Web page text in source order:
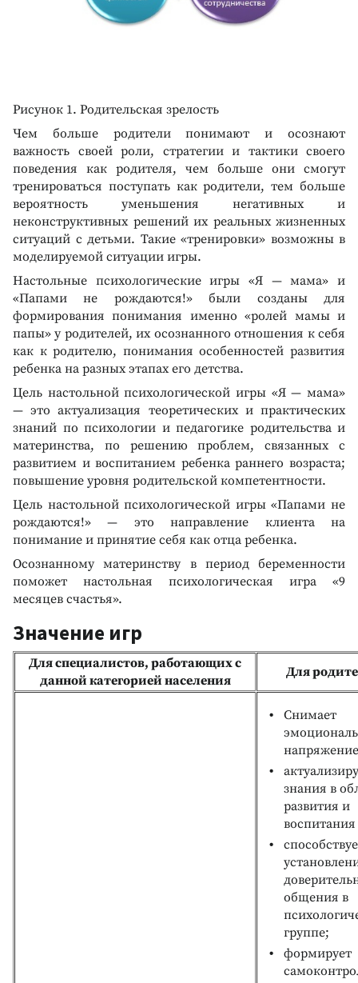
Рисунок 1. Родительская зрелость
Чем больше родители понимают и осознают
важность своей роли, стратегии и тактики своего
поведения как родителя, чем больше они смогут
тренироваться поступать как родители, тем больше
вероятность уменьшения негативных и
неконструктивных решений их реальных жизненных
ситуаций с детьми. Такие «тренировки» возможны в
моделируемой ситуации игры.
Настольные психологические игры «Я — мама» и
«Папами не рождаются!» были созданы для
формирования понимания именно «ролей мамы и
папы» у родителей, их осознанного отношения к себя
как к родителю, понимания особенностей развития
ребенка на разных этапах его детства.
Цель настольной психологической игры «Я — мама»
— это актуализация теоретических и практических
знаний по психологии и педагогике родительства и
материнства, по решению проблем, связанных с
развитием и воспитанием ребенка раннего возраста;
повышение уровня родительской компетентности.
Цель настольной психологической игры «Папами не
рождаются!» — это направление клиента на
понимание и принятие себя как отца ребенка.
Осознанному материнству в период беременности
поможет настольная психологическая игра «9
месяцев счастья».
Значение игр
Для специалистов, работающих с
данной категорией населения
Для
Снимает
знания в
развития и
общения в
группе;
формирует